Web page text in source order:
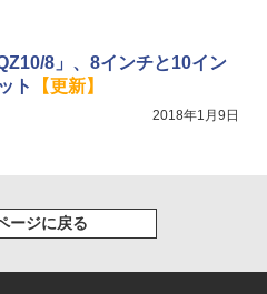
8」、8インチと10イン
ト
【更新】
2018年1月9日
ージに戻る